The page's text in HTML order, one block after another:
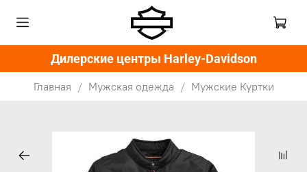
Дилерские центры Harley-Davidson
Главная Мужская одежда Мужские Куртки